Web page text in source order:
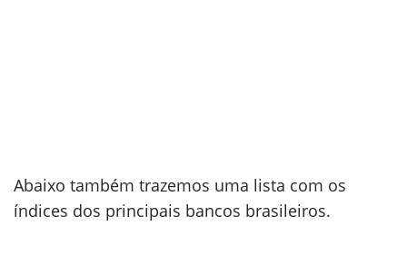
Abaixo também trazemos uma lista com os
índices dos principais bancos brasileiros.